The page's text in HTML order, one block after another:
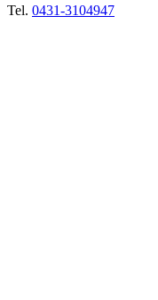
Tel. 0431-3104947